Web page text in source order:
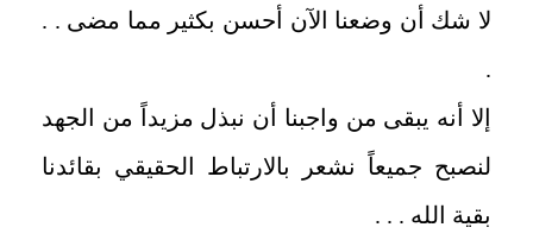
لا شك أن وضعنا الآن أحسن بكثير مما مضى . .
.
إلا أنه يبقى من واجبنا أن نبذل مزيداً من الجهد
لنصبح جميعاً نشعر بالارتباط الحقيقي بقائدنا
بقية الله . . .